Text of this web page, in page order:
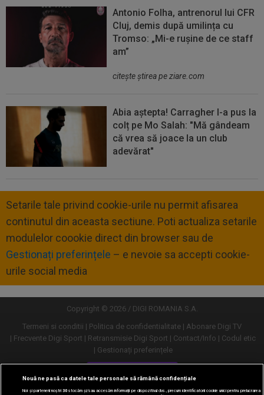
Antonio Folha, antrenorul lui CFR
Cluj, demis după umilința cu
Tromso: „Mi-e rușine de ce staff
am”
citeşte ştirea pe ziare.com
Abia aștepta! Carragher l-a pus la
colț pe Mo Salah: "Mă gândeam
că vrea să joace la un club
adevărat"
Setarile tale privind cookie-urile nu permit afisarea
continutul din aceasta sectiune. Poti actualiza setarile
modulelor coookie direct din browser sau de
Gestionați preferințele – e nevoie sa accepti cookie-
urile social media
Copyright © 2026 / DIGI ROMANIA S.A.
Termeni si conditii
Politica de confidentialitate
Abonare Digi TV
Frecvente Digi Sport
Retransmisie Digi Sport Contact/Info
Codul etic
Gestionați preferințele
Versiune desktop
Nouă ne pasă ca datele tale personale să rămână confidențiale
Noi și partenerii noștri30stocăm și/sau accesăm informații pe dispozitivul dvs., precum identificatorii cookie unici pentru prelucrarea